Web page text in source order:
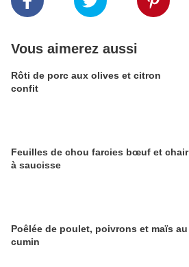
Vous aimerez aussi
Rôti de porc aux olives et citron
confit
Feuilles de chou farcies bœuf et chair
à saucisse
Poêlée de poulet, poivrons et maïs au
cumin